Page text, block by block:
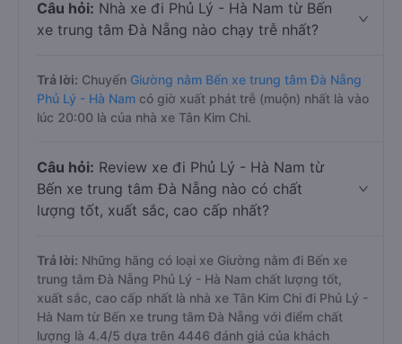
Câu hỏi: Nhà xe đi Phủ Lý - Hà Nam từ Bến
xe trung tâm Đà Nẵng nào chạy trễ nhất?
Trả lời: Chuyến Giường nằm Bến xe trung tâm Đà Nẵng
Phủ Lý - Hà Nam có giờ xuất phát trễ (muộn) nhất là vào
lúc 20:00 là của nhà xe Tân Kim Chi.
Câu hỏi: Review xe đi Phủ Lý - Hà Nam từ
Bến xe trung tâm Đà Nẵng nào có chất
lượng tốt, xuất sắc, cao cấp nhất?
Trả lời: Những hãng có loại xe Giường nằm đi Bến xe
trung tâm Đà Nẵng Phủ Lý - Hà Nam chất lượng tốt,
xuất sắc, cao cấp nhất là nhà xe Tân Kim Chi đi Phủ Lý -
Hà Nam từ Bến xe trung tâm Đà Nẵng với điểm chất
lượng là 4.4/5 dựa trên 4446 đánh giá của khách